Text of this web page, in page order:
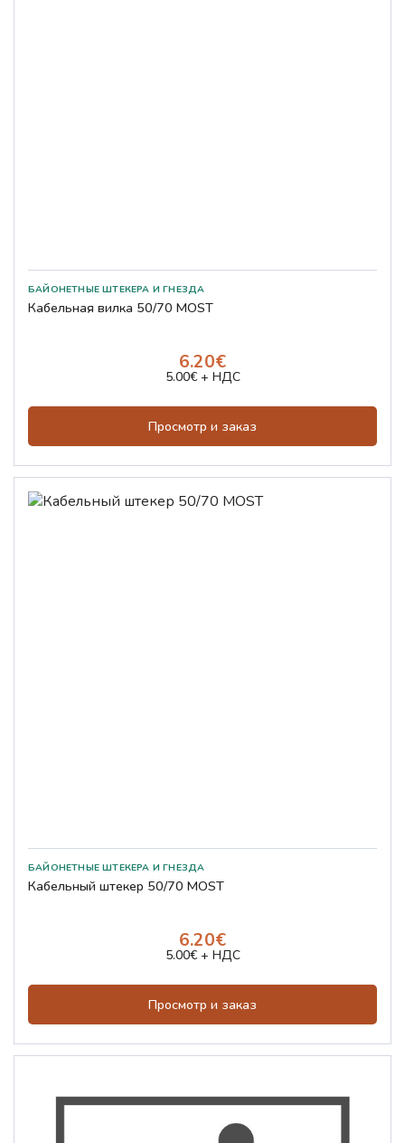
БАЙОНЕТНЫЕ ШТЕКЕРА И ГНЕЗДА
Кабельная вилка 50/70 MOST
6.20€
5.00€ + НДС
Просмотр и заказ
БАЙОНЕТНЫЕ ШТЕКЕРА И ГНЕЗДА
Кабельный штекер 50/70 MOST
6.20€
5.00€ + НДС
Просмотр и заказ